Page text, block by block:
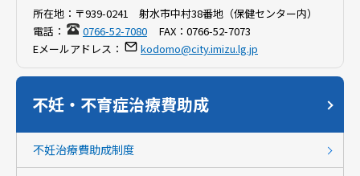
所在地： 〒939-0241 射水市中村38番地（保健センター内）
電話：
0766-52-7080 FAX： 0766-52-7073
Eメールアドレス：
kodomo@city.imizu.lg.jp
不妊・不育症治療費助成
不妊治療費助成制度